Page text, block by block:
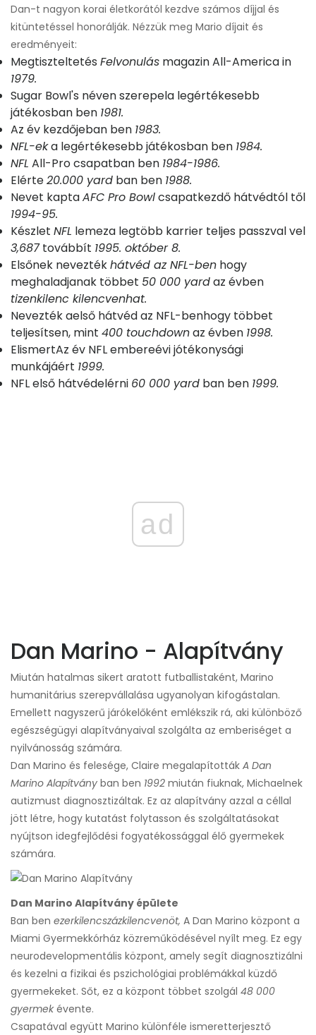
Dan-t nagyon korai életkorától kezdve számos díjjal és
kitüntetéssel honorálják. Nézzük meg Mario díjait és
eredményeit:
Megtiszteltetés Felvonulás magazin All-America in
1979.
Sugar Bowl's néven szerepela legértékesebb
játékosban ben 1981.
Az év kezdőjeban ben 1983.
NFL-eka legértékesebb játékosban ben 1984.
NFL All-Pro csapatban ben 1984-1986.
Elérte20.000 yard ban ben 1988.
Nevet kaptaAFC Pro Bowlcsapatkezdő hátvédtól től
1994-95.
Készlet NFL lemeza legtöbb karrier teljes passzval vel
3,687továbbít 1995. október 8.
Elsőnek neveztékhátvéd az NFL-ben hogy
meghaladjanak többet 50 000 yardaz évben
tizenkilenc kilencvenhat.
Nevezték aelső hátvéd az NFL-benhogy többet
teljesítsen, mint 400 touchdownaz évben 1998.
ElismertAz év NFL embereévi jótékonysági
munkájáért 1999.
NFL első hátvédelérni 60 000 yard ban ben 1999.
ad
Dan Marino - Alapítvány
Miután hatalmas sikert aratott futballistaként, Marino
humanitárius szerepvállalása ugyanolyan kifogástalan.
Emellett nagyszerű járókelőként emlékszik rá, aki különböző
egészségügyi alapítványaival szolgálta az emberiséget a
nyilvánosság számára.
Dan Marino és felesége, Claire megalapították A Dan
Marino Alapítvány ban ben 1992 miután fiuknak, Michaelnek
autizmust diagnosztizáltak. Ez az alapítvány azzal a céllal
jött létre, hogy kutatást folytasson és szolgáltatásokat
nyújtson idegfejlődési fogyatékossággal élő gyermekek
számára.
Dan Marino Alapítvány épülete
Ban ben ezerkilencszázkilencvenöt, A Dan Marino központ a
Miami Gyermekkórház közreműködésével nyílt meg. Ez egy
neurodevelopmentális központ, amely segít diagnosztizálni
és kezelni a fizikai és pszichológiai problémákkal küzdő
gyermekeket. Sőt, ez a központ többet szolgál 48 000
gyermekévente.
Csapatával együtt Marino különféle ismeretterjesztő